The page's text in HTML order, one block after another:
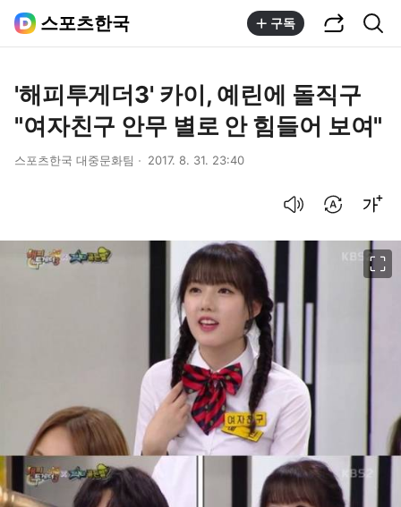
스포츠한국 구독
'해피투게더3' 카이, 예린에 돌직구
"여자친구 안무 별로 안 힘들어 보여"
스포츠한국 대중문화팀 2017. 8. 31. 23:40